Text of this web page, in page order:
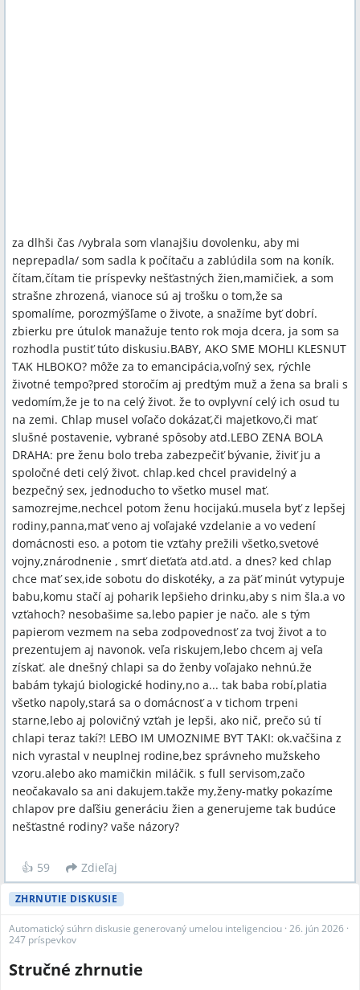
za dlhši čas /vybrala som vlanajšiu dovolenku, aby mi
neprepadla/ som sadla k počítaču a zablúdila som na koník.
čítam,čítam tie príspevky nešťastných žien,mamičiek, a som
strašne zhrozená, vianoce sú aj trošku o tom,že sa
spomalíme, porozmýšľame o živote, a snažíme byť dobrí.
zbierku pre útulok manažuje tento rok moja dcera, ja som sa
rozhodla pustiť túto diskusiu.BABY, AKO SME MOHLI KLESNUT
TAK HLBOKO? môže za to emancipácia,voľný sex, rýchle
životné tempo?pred storočím aj predtým muž a žena sa brali s
vedomím,že je to na celý život. že to ovplyvní celý ich osud tu
na zemi. Chlap musel voľačo dokázať,či majetkovo,či mať
slušné postavenie, vybrané spôsoby atd.LEBO ZENA BOLA
DRAHA: pre ženu bolo treba zabezpečiť bývanie, živiť ju a
spoločné deti celý život. chlap.ked chcel pravidelný a
bezpečný sex, jednoducho to všetko musel mať.
samozrejme,nechcel potom ženu hocijakú.musela byť z lepšej
rodiny,panna,mať veno aj voľajaké vzdelanie a vo vedení
domácnosti eso. a potom tie vzťahy prežili všetko,svetové
vojny,znárodnenie , smrť dieťaťa atd.atd. a dnes? ked chlap
chce mať sex,ide sobotu do diskotéky, a za päť minút vytypuje
babu,komu stačí aj poharik lepšieho drinku,aby s nim šla.a vo
vzťahoch? nesobašime sa,lebo papier je načo. ale s tým
papierom vezmem na seba zodpovednosť za tvoj život a to
prezentujem aj navonok. veľa riskujem,lebo chcem aj veľa
získať. ale dnešný chlapi sa do ženby voľajako nehnú.že
babám tykajú biologické hodiny,no a... tak baba robí,platia
všetko napoly,stará sa o domácnosť a v tichom trpeni
starne,lebo aj polovičný vzťah je lepši, ako nič, prečo sú tí
chlapi teraz takí?! LEBO IM UMOZNIME BYT TAKI: ok.vačšina z
nich vyrastal v neuplnej rodine,bez správneho mužskeho
vzoru.alebo ako mamičkin miláčik. s full servisom,začo
neočakavalo sa ani dakujem.takže my,ženy-matky pokazíme
chlapov pre daľšiu generáciu žien a generujeme tak budúce
nešťastné rodiny? vaše názory?
👍 59 Zdieľaj
ZHRNUTIE DISKUSIE
Automatický súhrn diskusie generovaný umelou inteligenciou · 26. jún 2026 ·
247 príspevkov
Stručné zhrnutie